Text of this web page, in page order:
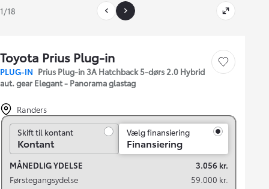
1/18
Toyota Prius Plug-in
PLUG-IN Prius Plug-in 3A Hatchback 5-dørs 2.0 Hybrid
aut. gear Elegant - Panorama glastag
Gem bil
Randers
Skift til kontant
Skift til kontant
Kontant
Vælg finansiering
Finansiering
MÅNEDLIG YDELSE
3.056 kr.
Førstegangsydelse
59.000 kr.